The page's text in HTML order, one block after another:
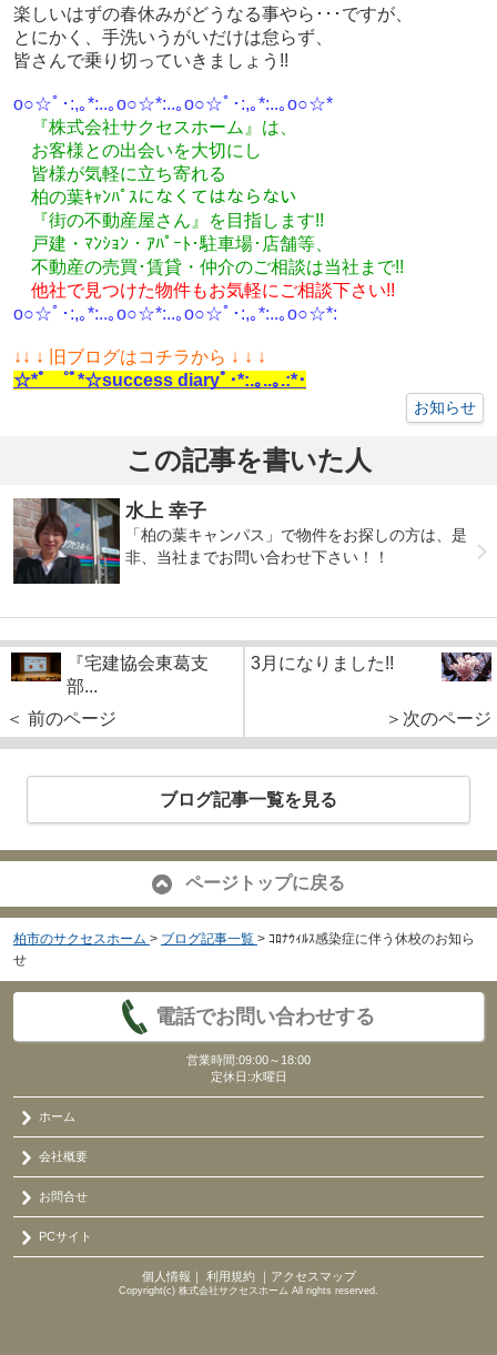
楽しいはずの春休みがどうなる事やら･･･ですが、
とにかく、手洗いうがいだけは怠らず、
皆さんで乗り切っていきましょう!!
o○☆ﾟ･:,｡*:..｡o○☆*:..｡o○☆ﾟ･:,｡*:..｡o○☆*
『株式会社サクセスホーム』は、
お客様との出会いを大切にし
皆様が気軽に立ち寄れる
柏の葉ｷｬﾝﾊﾟｽになくてはならない
『街の不動産屋さん』を目指します!!
戸建・ﾏﾝｼｮﾝ・ｱﾊﾟｰﾄ･駐車場･店舗等、
不動産の売買･賃貸・仲介のご相談は当社まで!!
他社で見つけた物件もお気軽にご相談下さい!!
o○☆ﾟ･:,｡*:..｡o○☆*:..｡o○☆ﾟ･:,｡*:..｡o○☆*:
↓ ↓ ↓ 旧ブログはコチラから ↓ ↓ ↓
☆*ﾟ ゜ﾟ*☆success diaryﾟ･*:.｡..｡.:*･
お知らせ
この記事を書いた人
水上 幸子
「柏の葉キャンパス」で物件をお探しの方は、是
非、当社までお問い合わせ下さい！！
『宅建協会東葛支
部...
＜ 前のページ
3月になりました!!
＞次のページ
ブログ記事一覧を見る
ページトップに戻る
柏市のサクセスホーム > ブログ記事一覧 > ｺﾛﾅｳｨﾙｽ感染症に伴う休校のお知ら
せ
電話でお問い合わせする
営業時間:09:00～18:00
定休日:水曜日
ホーム
会社概要
お問合せ
PCサイト
個人情報 ｜ 利用規約｜ アクセスマップ
Copyright(c) 株式会社サクセスホーム All rights reserved.